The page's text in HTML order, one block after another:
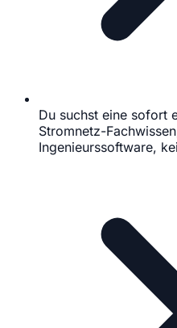
Du suchst eine sofort
Stromnetz-
Ingenieurssoftware,